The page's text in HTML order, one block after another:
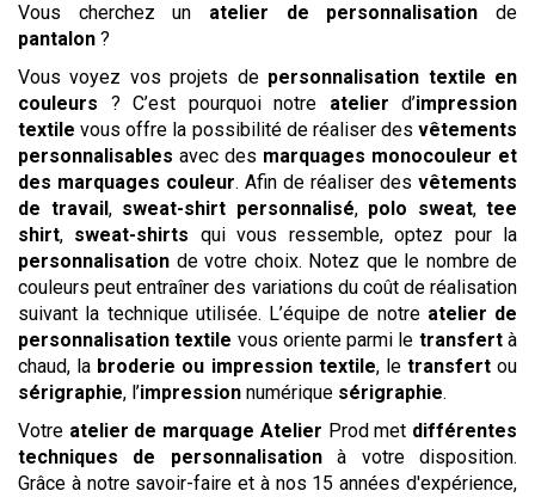
Vous cherchez un atelier de personnalisation de
pantalon ?
Vous voyez vos projets de personnalisation textile en
couleurs ? C’est pourquoi notre atelier d’impression
textile vous offre la possibilité de réaliser des vêtements
personnalisables avec des marquages monocouleur et
des marquages couleur. Afin de réaliser des vêtements
de travail , sweat-shirt personnalisé, polo sweat, tee
shirt, sweat-shirts qui vous ressemble, optez pour la
personnalisation de votre choix. Notez que le nombre de
couleurs peut entraîner des variations du coût de réalisation
suivant la technique utilisée. L’équipe de notre atelier de
personnalisation textile vous oriente parmi le transfertà
chaud, la broderie ou impression textile, le transfertou
sérigraphie, l’impression numérique sérigraphie.
Votre atelier de marquage Atelier Prod met différentes
techniques de personnalisationà votre disposition.
Grâce à notre savoir-faire et à nos 15 années d'expérience,